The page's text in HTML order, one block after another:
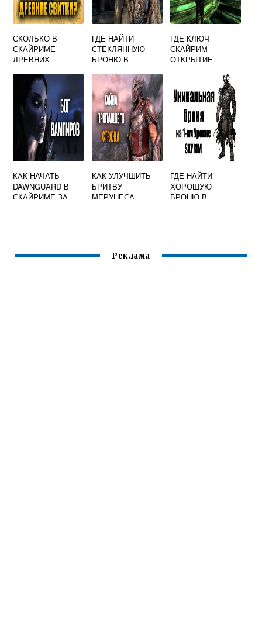
СКОЛЬКО В
СКАЙРИМЕ
ДРЕВНИХ
ГДЕ НАЙТИ
СТЕКЛЯННУЮ
БРОНЮ В
ГДЕ КЛЮЧ
СКАЙРИМ
ОТКРЫТИЕ
КАК НАЧАТЬ
DAWNGUARD В
СКАЙРИМЕ ЗА
КАК УЛУЧШИТЬ
БРИТВУ
МЕРУНЕСА
ГДЕ НАЙТИ
ХОРОШУЮ
БРОНЮ В
Реклама